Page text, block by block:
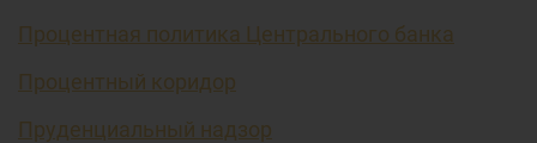
Процентная политика Центрального банка
Процентный коридор
Пруденциальный надзор